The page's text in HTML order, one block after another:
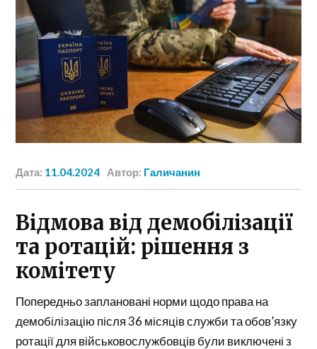
Дата: 11.04.2024 Автор: Галичанин
Відмова від демобілізації
та ротацій: рішення з
комітету
Попередньо заплановані норми щодо права на
демобілізацію після 36 місяців служби та обов’язку
ротації для військовослужбовців були виключені з